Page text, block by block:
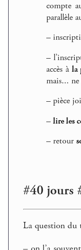
compte
parallèle
–
–
accès à la
mais...
– pièce
– lire les
– retour
#40 jours
La question du